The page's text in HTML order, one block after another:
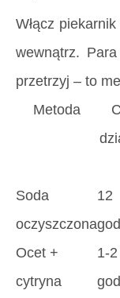
Włącz
wewnątrz.
przetrzyj – to
Metoda
Soda
oczyszczona
12
Ocet +
cytryna
1-2